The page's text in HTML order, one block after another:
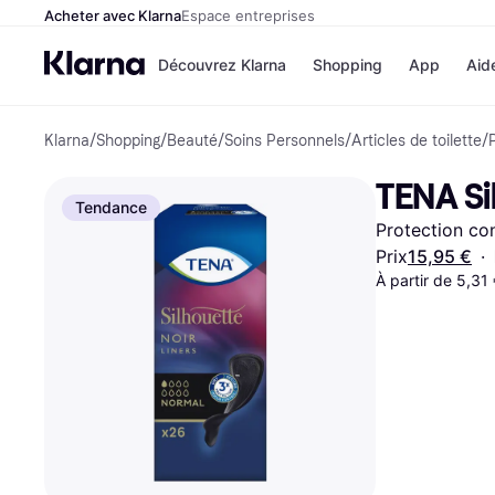
Acheter avec KlarnaEspace entreprises
Découvrez Klarna
Options de
paiement
Payer maintenant
Paiement en 3 fois
Paiement à 30 jours
Klarna sur Apple Pay
Shopping
Magasins
Airbnb
Temu
JD
App
Klarna/Shopping/Beauté/Soins Personnels/Articles de toilette/
Tendance TENA
Protection
Prix15,95 € ·
À partir de 5,31